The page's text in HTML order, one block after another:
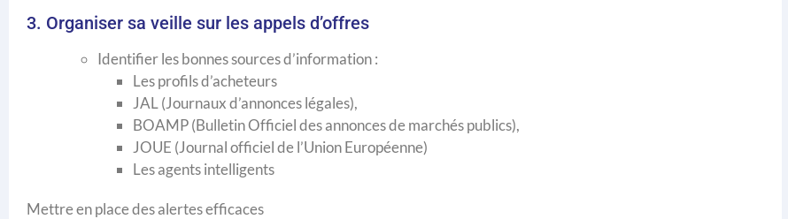
3. Organiser sa veille sur les appels d’offres
Identifier les bonnes sources d’information :
Les profils d’acheteurs
JAL (Journaux d’annonces légales),
BOAMP (Bulletin Officiel des annonces de marchés publics),
JOUE (Journal officiel de l’Union Européenne)
Les agents intelligents
Mettre en place des alertes efficaces